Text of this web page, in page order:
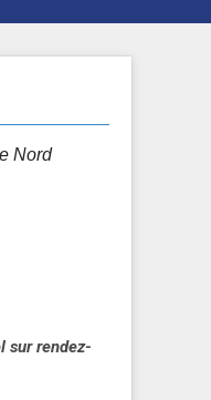
Nord
sur rendez-